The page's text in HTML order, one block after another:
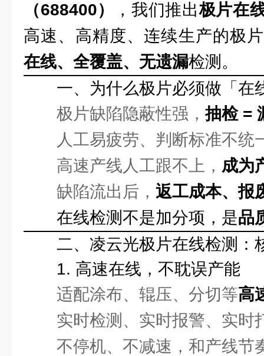
（688400）
，我们推出极片在
高速、高精度、连续生产的极
在线、全覆盖、无遗漏检测。
一、为什么极片必须做「在
极片缺陷隐蔽性强，抽检 =
人工易疲劳、判断标准不统
高速产线人工跟不上， 成为
缺陷流出后， 返工成本、报
在线检测不是加分项，是品
二、凌云光极片在线检测：
1. 高速在线，不耽误产能
适配涂布、辊压、分切等高
实时检测、实时报警、实时
不停机、不减速，和产线节